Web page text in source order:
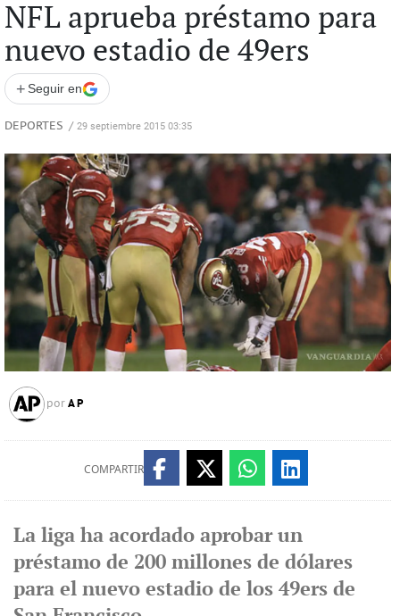
NFL aprueba préstamo para
nuevo estadio de 49ers
+ Seguir en
DEPORTES / 29 septiembre 2015 03:35
por AP
COMPARTIR
La liga ha acordado aprobar un
préstamo de 200 millones de dólares
para el nuevo estadio de los 49ers de